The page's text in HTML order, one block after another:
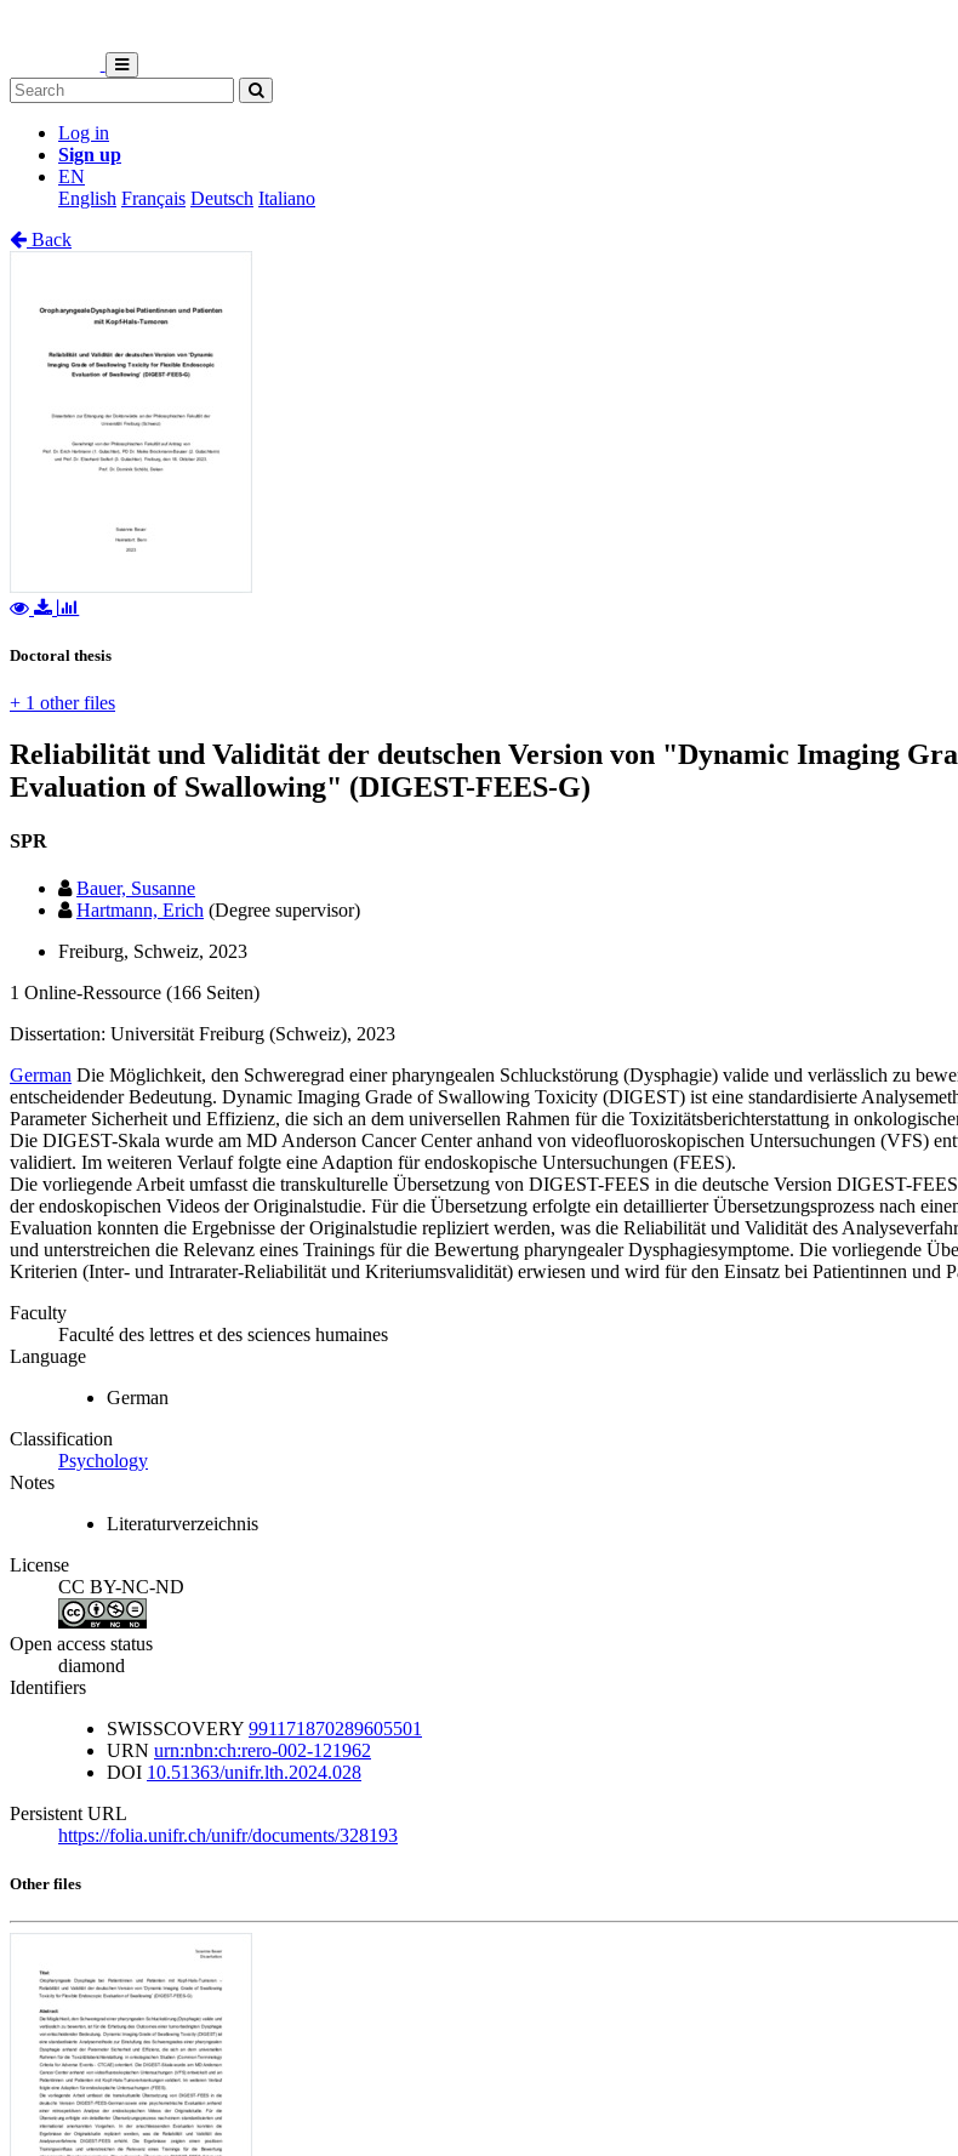
Log in
Sign up
EN
English Français Deutsch Italiano
Back
Doctoral thesis
+ 1 other files
Reliabilität und Validität der deutschen Version von "Dynamic Imaging
Evaluation of Swallowing" (DIGEST-FEES-G)
SPR
Bauer, Susanne
Hartmann, Erich (Degree supervisor)
Freiburg, Schweiz, 2023
1 Online-Ressource (166 Seiten)
Dissertation: Universität Freiburg (Schweiz), 2023
German Die Möglichkeit, den Schweregrad einer pharyngealen Schluckstörung (Dysphagie) valide und verlässlich zu
entscheidender Bedeutung. Dynamic Imaging Grade of Swallowing Toxicity (DIGEST) ist eine standardisierte
Parameter Sicherheit und Effizienz, die sich an dem universellen Rahmen für die Toxizitätsberichterstattung in
Die DIGEST-Skala wurde am MD Anderson Cancer Center anhand von videofluoroskopischen Untersuchungen (VFS)
validiert. Im weiteren Verlauf folgte eine Adaption für endoskopische Untersuchungen (FEES).
Die vorliegende Arbeit umfasst die transkulturelle Übersetzung von DIGEST-FEES in die deutsche Version DIGEST-
der endoskopischen Videos der Originalstudie. Für die Übersetzung erfolgte ein detaillierter Übersetzungsprozess nach
Evaluation konnten die Ergebnisse der Originalstudie repliziert werden, was die Reliabilität und Validität des
und unterstreichen die Relevanz eines Trainings für die Bewertung pharyngealer Dysphagiesymptome. Die vorliegende
Kriterien (Inter- und Intrarater-Reliabilität und Kriteriumsvalidität) erwiesen und wird für den Einsatz bei Patientinnen und
Faculty
Faculté des lettres et des sciences humaines
Language
German
Classification
Psychology
Notes
Literaturverzeichnis
License
CC BY-NC-ND
Open access status
diamond
Identifiers
SWISSCOVERY 991171870289605501
URN urn:nbn:ch:rero-002-121962
DOI 10.51363/unifr.lth.2024.028
Persistent URL
https://folia.unifr.ch/unifr/documents/328193
Other files